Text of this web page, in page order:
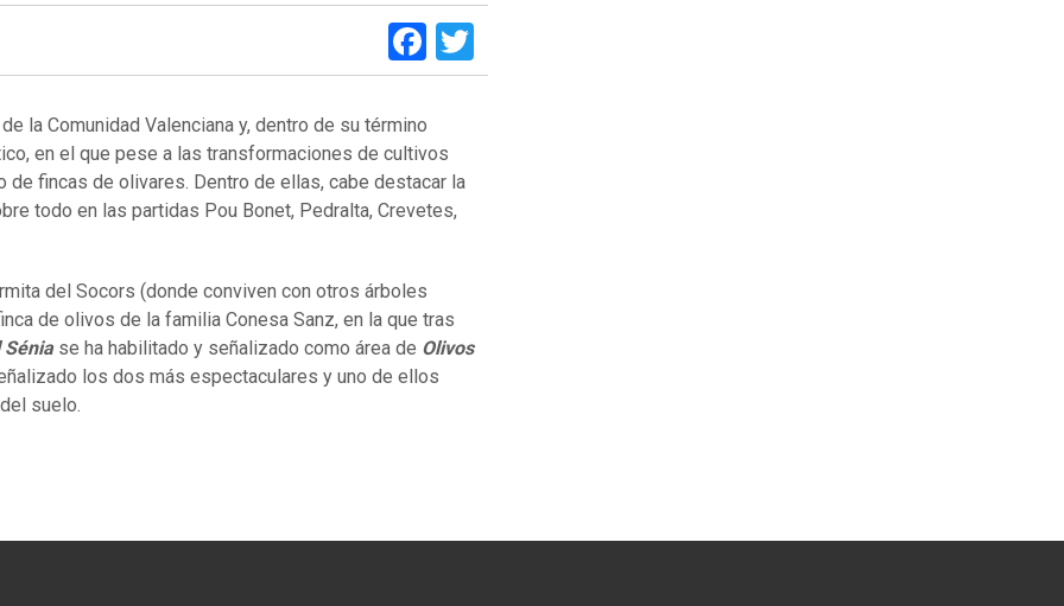
Facebook
la Comunidad Valenciana y, dentro de su término
en el que pese a las transformaciones de cultivos
de fincas de olivares. Dentro de ellas, cabe destacar la
todo en las partidas Pou Bonet, Pedralta, Crevetes,
del Socors (donde conviven con otros árboles
de olivos de la familia Conesa Sanz, en la que tras
Séniase ha habilitado y señalizado como área de Olivos
los dos más espectaculares y uno de ellos
suelo.